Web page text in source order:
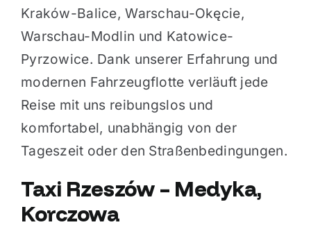
Kraków-Balice, Warschau-Okęcie,
Warschau-Modlin und Katowice-
Pyrzowice. Dank unserer Erfahrung und
modernen Fahrzeugflotte verläuft jede
Reise mit uns reibungslos und
komfortabel, unabhängig von der
Tageszeit oder den Straßenbedingungen.
Taxi Rzeszów – Medyka,
Korczowa